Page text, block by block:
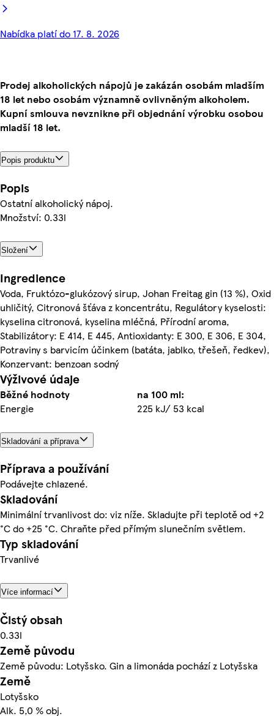
Nabídka platí do 17. 8. 2026
Prodej alkoholických nápojů je zakázán osobám mladším
18 let nebo osobám významně ovlivněným alkoholem.
Kupní smlouva nevznikne při objednání výrobku osobou
mladší 18 let.
Popis produktu
Popis
Ostatní alkoholický nápoj.
Množství: 0.33l
Složení
Ingredience
Voda, Fruktózo-glukózový sirup, Johan Freitag gin (13 %), Oxid
uhličitý, Citronová šťáva z koncentrátu, Regulátory kyselosti:
kyselina citronová, kyselina mléčná, Přírodní aroma,
Stabilizátory: E 414, E 445, Antioxidanty: E 300, E 306, E 304,
Potraviny s barvicím účinkem (batáta, jablko, třešeň, ředkev),
Konzervant: benzoan sodný
Výživové údaje
Běžné hodnoty
na 100 ml:
Energie
225 kJ/ 53 kcal
Skladování a příprava
Příprava a používání
Podávejte chlazené.
Skladování
Minimální trvanlivost do: viz níže. Skladujte při teplotě od +2
°C do +25 °C. Chraňte před přímým slunečním světlem.
Typ skladování
Trvanlivé
Více informací
Čistý obsah
0.33l
Země původu
Země původu: Lotyšsko. Gin a limonáda pochází z Lotyšska
Země
Lotyšsko
Alk. 5,0 % obj.